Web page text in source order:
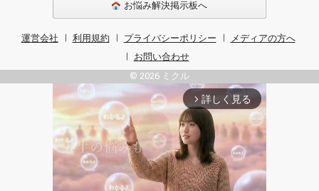
お悩み解決掲示板へ
運営会社 利用規約 プライバシーポリシー
メディアの方へ
お問い合わせ
© 2026 ミクル
arrow_forward_ios 詳しく見る